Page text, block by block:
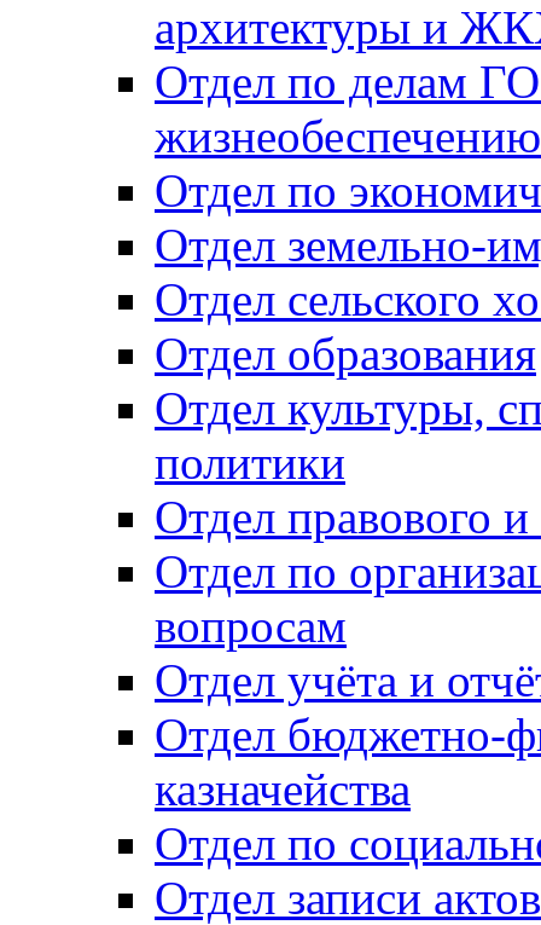
архитектуры и
Отдел по делам
Отдел по
Отдел земельно-
Отдел сельского
Отдел образования
Отдел культуры,
политики
Отдел правового
Отдел по
вопросам
Отдел учёта и
Отдел бюджетно-
казначейства
Отдел по
Отдел записи